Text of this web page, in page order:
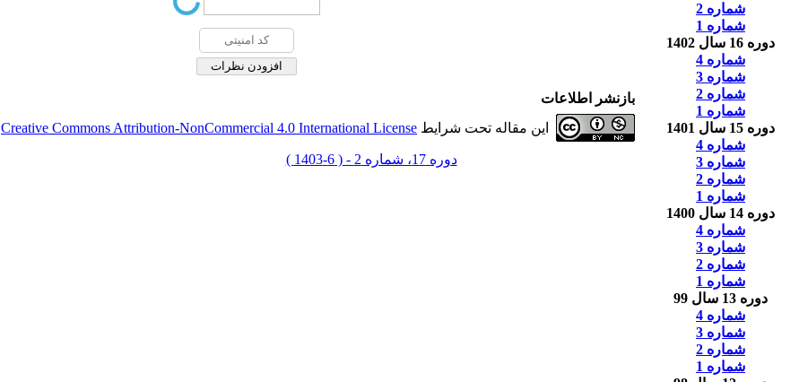
شماره 2
شماره 1
دوره 16 سال 1402
شماره 4
شماره 3
شماره 2
شماره 1
دوره 15 سال 1401
شماره 4
شماره 3
شماره 2
شماره 1
دوره 14 سال 1400
شماره 4
شماره 3
شماره 2
شماره 1
دوره 13 سال 99
شماره 4
شماره 3
شماره 2
شماره 1
بازنشر اطلاعات
این مقاله تحت شرایط Creative Commons Attribution-NonCommercial 4.0 International License
دوره 17، شماره 2 - ( 6-1403 )